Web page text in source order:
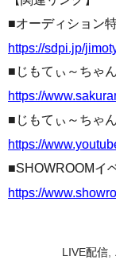
■オーディション
https://sdpi.jp/
■じもてぃ～ちゃ
https://
■じもてぃ～ちゃ
https://
■SHOWROOMイ
https://
LIVE配信